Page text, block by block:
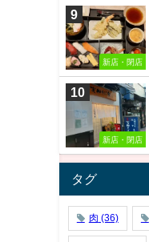
新店・閉店
新店・閉店
タグ
肉 (36)